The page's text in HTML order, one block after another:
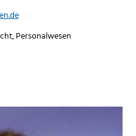
Personalwesen